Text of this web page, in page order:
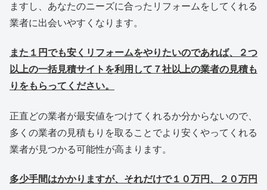
ますし、あなたのニーズに合ったリフォームをしてくれる
業者に出会いやすくなります。
また１円でも安くリフォームをやりたいのであれば、２つ
以上の一括見積サイトを利用して７社以上の業者の見積も
りをもらってください。
正直どの業者が最安値をつけてくれるか分からないので、
多くの業者の見積もりを取ることでより安くやってくれる
業者が見つかる可能性が高まります。
多少手間はかかりますが、それだけで１０万円、２０万円